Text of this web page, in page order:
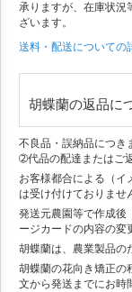
承りますが、在庫状況
ざいます。
送料・配送についての
胡蝶蘭の返品に
不良品・誤納品につき
➁代品の配達またはご
お客様都合による（イ
は受け付けておりませ
発送元農園等で作成後
ージカードの内容の変
胡蝶蘭は、農業製品の
胡蝶蘭の花向き矯正の
文から発送までにお時